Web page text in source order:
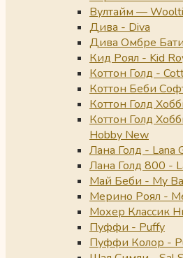
Вултайм —
Дива - Diva
Дива Омбре
Кид Роял - Kid
Коттон Голд -
Коттон Беби
Коттон Голд
Коттон Голд
Hobby New
Лана Голд - Lana
Лана Голд 800 -
Май Беби - My
Мерино Роял -
Мохер Классик
Пуффи - Puffy
Пуффи Колор -